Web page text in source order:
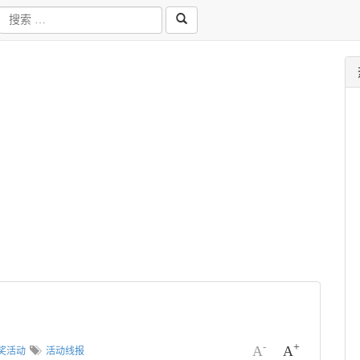
A- A+
活动 活动线报